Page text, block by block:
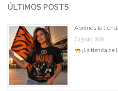
ÚLTIMOS POSTS
Abrimos la
7 agosto, 2026
¡La tienda de